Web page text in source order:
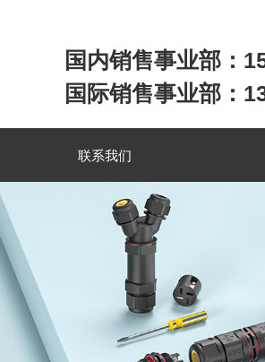
国内销售事业部：
国际销售事业部：
联系我们